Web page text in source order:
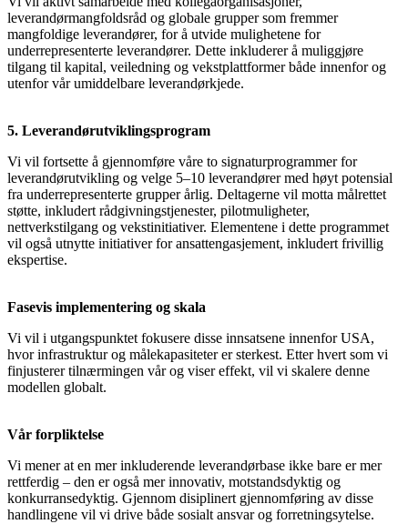
leverandørmangfoldsråd og globale grupper som fremmer
mangfoldige leverandører, for å utvide mulighetene for
underrepresenterte leverandører. Dette inkluderer å muliggjøre
tilgang til kapital, veiledning og vekstplattformer både innenfor og
utenfor vår umiddelbare leverandørkjede.
5. Leverandørutviklingsprogram
Vi vil fortsette å gjennomføre våre to signaturprogrammer for
leverandørutvikling og velge 5–10 leverandører med høyt potensial
fra underrepresenterte grupper årlig. Deltagerne vil motta målrettet
støtte, inkludert rådgivningstjenester, pilotmuligheter,
nettverkstilgang og vekstinitiativer. Elementene i dette programmet
vil også utnytte initiativer for ansattengasjement, inkludert frivillig
ekspertise.
Fasevis implementering og skala
Vi vil i utgangspunktet fokusere disse innsatsene innenfor USA,
hvor infrastruktur og målekapasiteter er sterkest. Etter hvert som vi
finjusterer tilnærmingen vår og viser effekt, vil vi skalere denne
modellen globalt.
Vår forpliktelse
Vi mener at en mer inkluderende leverandørbase ikke bare er mer
rettferdig – den er også mer innovativ, motstandsdyktig og
konkurransedyktig. Gjennom disiplinert gjennomføring av disse
handlingene vil vi drive både sosialt ansvar og forretningsytelse.